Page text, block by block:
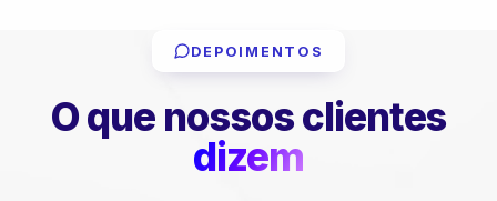
DEPOIMENTOS
O que nossosclientes
dizem